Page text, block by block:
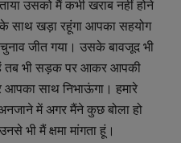
उसको मैं कभी खराब नहीं होने
साथ खड़ा रहूंगा आपका सहयोग
जीत गया। उसके बावजूद भी
हैं तब भी सड़क पर आकर आपकी
साथ निभाऊंगा। हमारे
में अगर मैंने कुछ बोला हो
भी मैं क्षमा मांगता हूं।